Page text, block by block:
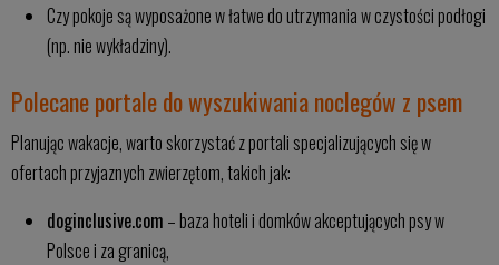
Czy pokoje są wyposażone w łatwe do utrzymania w czystości podłogi
(np. nie wykładziny).
Polecane portale do wyszukiwania noclegów z psem
Planując wakacje, warto skorzystać z portali specjalizujących się w
ofertach przyjaznych zwierzętom, takich jak:
doginclusive.com – baza hoteli i domków akceptujących psy w
Polsce i za granicą,